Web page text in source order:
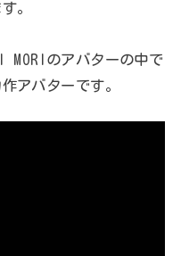
。
MORIのアバターの中で
アバターです。